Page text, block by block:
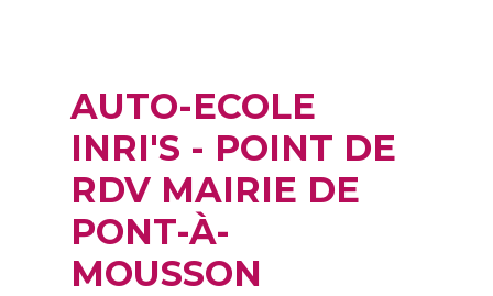
AUTO-ECOLE
INRI'S - POINT DE
RDV MAIRIE DE
PONT-À-
MOUSSON